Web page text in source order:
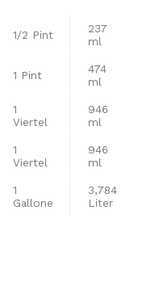
1/2 Pint
237
ml
1 Pint
474
ml
1
Viertel
946
ml
1
Viertel
946
ml
1
Gallone
3,784
Liter